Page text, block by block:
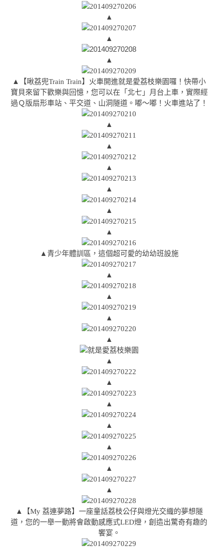
▲
▲
▲
▲【啾荔兜Train Train】火車開進就是愛荔枝樂園囉！快帶小
寶貝來留下歡樂與回憶，您可以在「北七」月台上車，實際經
過Ｑ版扇形車站、平交道、山洞隧道。嘟～嘟！火車進站了！
▲
▲
▲
▲
▲
▲
▲青少年體訓區，這個超可愛的幼幼班設施
▲
▲
▲
▲
▲
▲
▲
▲
▲
▲
▲
▲【My 荔連夢路】一座童話荔枝公仔與燈光交織的夢想隧
道，您的一舉一動將會啟動感應式LED燈，創造出驚奇有趣的
饗宴。